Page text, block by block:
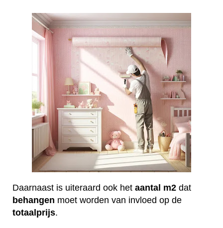
Daarnaast is uiteraard ook het aantal m2 dat
behangen moet worden van invloed op de
totaalprijs.